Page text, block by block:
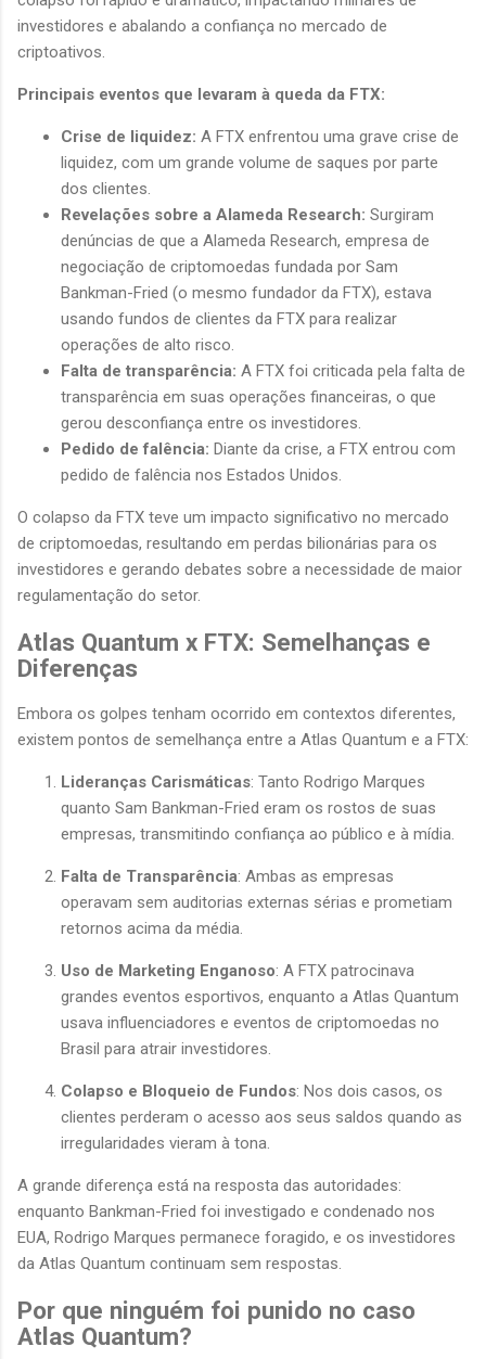
investidores e abalando a confiança no mercado de
criptoativos.
Principais eventos que levaram à queda da FTX:
Crise de liquidez: A FTX enfrentou uma grave crise de
liquidez, com um grande volume de saques por parte
dos clientes.
Revelações sobre a Alameda Research: Surgiram
denúncias de que a Alameda Research, empresa de
negociação de criptomoedas fundada por Sam
Bankman-Fried (o mesmo fundador da FTX), estava
usando fundos de clientes da FTX para realizar
operações de alto risco.
Falta de transparência: A FTX foi criticada pela falta de
transparência em suas operações financeiras, o que
gerou desconfiança entre os investidores.
Pedido de falência: Diante da crise, a FTX entrou com
pedido de falência nos Estados Unidos.
O colapso da FTX teve um impacto significativo no mercado
de criptomoedas, resultando em perdas bilionárias para os
investidores e gerando debates sobre a necessidade de maior
regulamentação do setor.
Atlas Quantum x FTX: Semelhanças e
Diferenças
Embora os golpes tenham ocorrido em contextos diferentes,
existem pontos de semelhança entre a Atlas Quantum e a FTX:
Lideranças Carismáticas: Tanto Rodrigo Marques
quanto Sam Bankman-Fried eram os rostos de suas
empresas, transmitindo confiança ao público e à mídia.
Falta de Transparência: Ambas as empresas
operavam sem auditorias externas sérias e prometiam
retornos acima da média.
Uso de Marketing Enganoso: A FTX patrocinava
grandes eventos esportivos, enquanto a Atlas Quantum
usava influenciadores e eventos de criptomoedas no
Brasil para atrair investidores.
Colapso e Bloqueio de Fundos: Nos dois casos, os
clientes perderam o acesso aos seus saldos quando as
irregularidades vieram à tona.
A grande diferença está na resposta das autoridades:
enquanto Bankman-Fried foi investigado e condenado nos
EUA, Rodrigo Marques permanece foragido, e os investidores
da Atlas Quantum continuam sem respostas.
Por que ninguém foi punido no caso
Atlas Quantum?